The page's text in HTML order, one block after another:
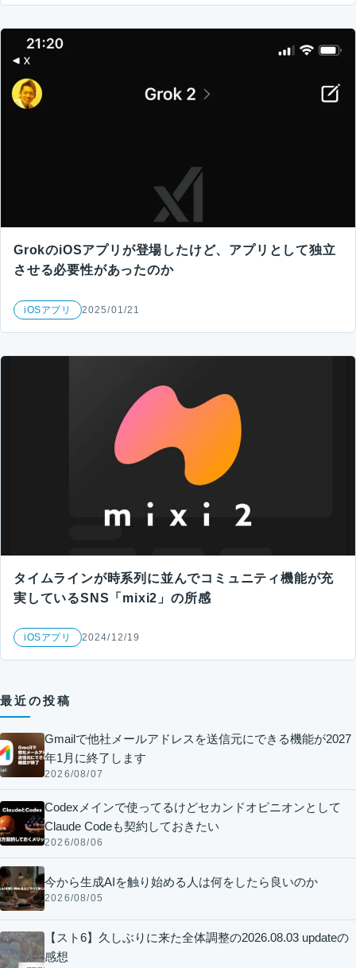
GrokのiOSアプリが登場したけど、アプリとして独立
させる必要性があったのか
iOSアプリ 2025/01/21
タイムラインが時系列に並んでコミュニティ機能が充
実しているSNS「mixi2」の所感
iOSアプリ 2024/12/19
最近の投稿
Gmailで他社メールアドレスを送信元にできる機能が2027
年1月に終了します
2026/08/07
Codexメインで使ってるけどセカンドオピニオンとして
Claude Codeも契約しておきたい
2026/08/06
今から生成AIを触り始める人は何をしたら良いのか
2026/08/05
【スト6】久しぶりに来た全体調整の2026.08.03 updateの
感想